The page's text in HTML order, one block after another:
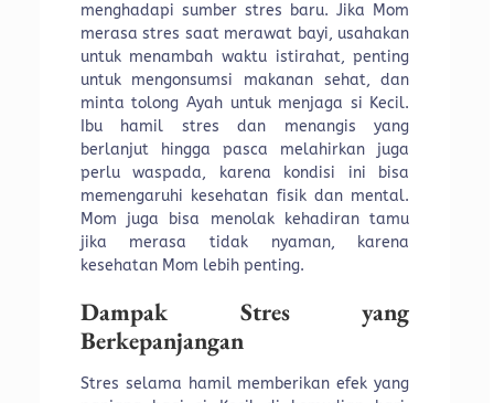
menghadapi sumber stres baru. Jika Mom
merasa stres saat merawat bayi, usahakan
untuk menambah waktu istirahat, penting
untuk mengonsumsi makanan sehat, dan
minta tolong Ayah untuk menjaga si Kecil.
Ibu hamil stres dan menangis yang
berlanjut hingga pasca melahirkan juga
perlu waspada, karena kondisi ini bisa
memengaruhi kesehatan fisik dan mental.
Mom juga bisa menolak kehadiran tamu
jika merasa tidak nyaman, karena
kesehatan Mom lebih penting.
Dampak Stres yang
Berkepanjangan
Stres selama hamil memberikan efek yang